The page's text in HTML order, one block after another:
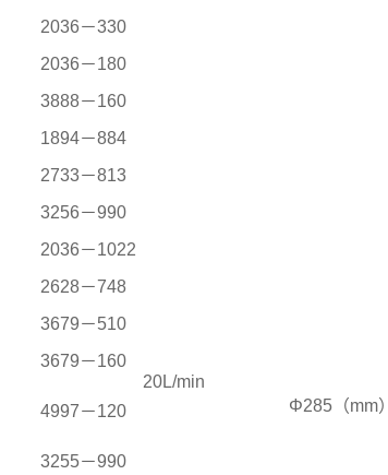
20L/min
2036－330
2036－180
3888－160
1894－884
Φ285（mm）
2733－813
3256－990
2036－1022
2628－748
3679－510
3679－160
4997－120
3255－990